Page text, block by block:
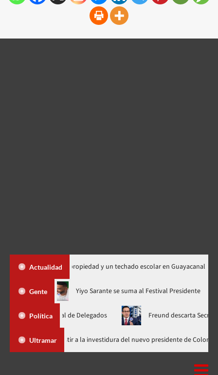
Actualidad
títulos de propiedad y un techado escolar en Guayacanal
Gente
en nuevo horario Yiyo Sarante se suma al Festival
Política
Nacional de Delegados Freund descarta Secretaría de
Ultramar
Abinader llega a Cali para asistir a la investidura del nuevo